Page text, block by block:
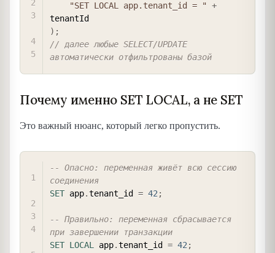
"SET LOCAL app.tenant_id = " +
) ;
// далее любые SELECT/UPDATE
автоматически отфильтрованы базой
Почему именно SET LOCAL, а не SET
Это важный нюанс, который легко пропустить.
-- Опасно: переменная живёт всю сессию
соединения
SET app.tenant_id = 42 ;
-- Правильно: переменная сбрасывается
при завершении транзакции
SET LOCAL app.tenant_id = 42 ;